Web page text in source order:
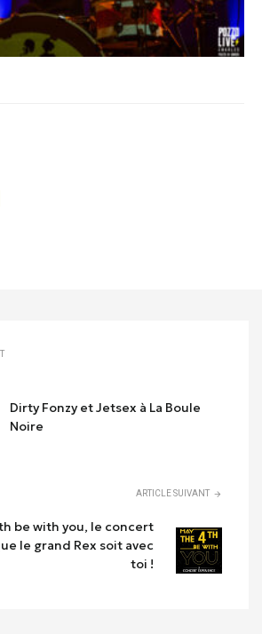
Dirty Fonzy et Jetsex à La Boule
Noire
ARTICLE SUIVANT
be with you, le concert
le grand Rex soit avec
toi !